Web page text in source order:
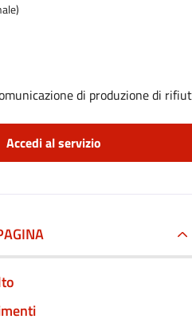
di produzione di
Accedi al servizio